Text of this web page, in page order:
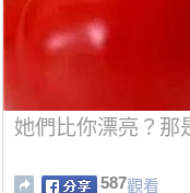
她們比你漂亮？那
587觀看